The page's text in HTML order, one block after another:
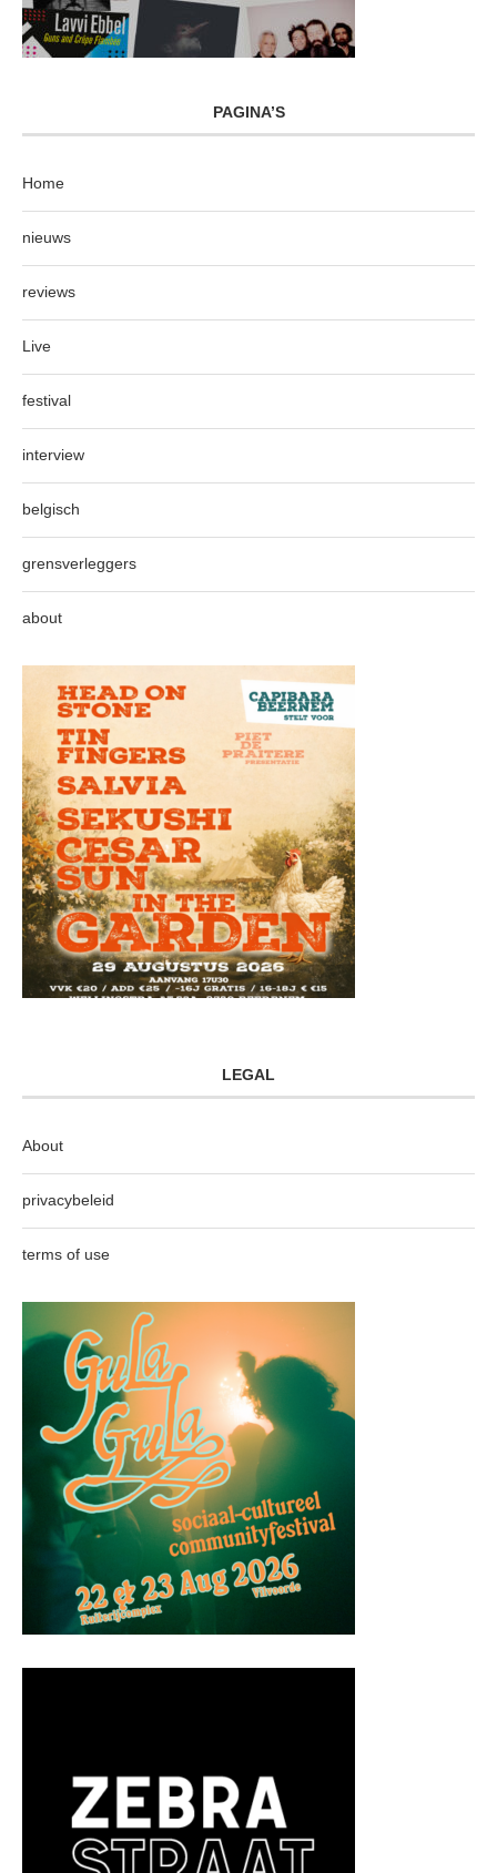
PAGINA’S
Home
nieuws
reviews
Live
festival
interview
belgisch
grensverleggers
about
LEGAL
About
privacybeleid
terms of use